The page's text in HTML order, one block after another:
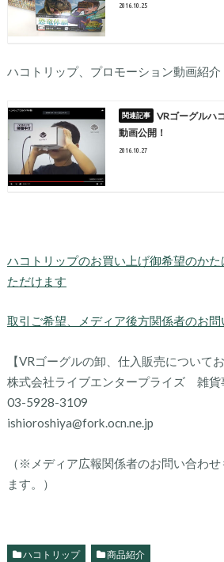
2016.10.25
ハコトリップ、プロモーション動画紹介
VRゴーグルハ
動画公開！
2016.10.27
ハコトリップのお買い上げ御希望のか
ただけます
取引ご希望、メディア後方関係者のお
【VRゴーグルの卸、仕入販売について
株式会社ライブエンタープライズ 雑貨
03-5928-3109
ishioroshiya@fork.ocn.ne.jp
（※メディア広報関係者のお問い合わせ
ます。）
ハコトリップ
商品紹介